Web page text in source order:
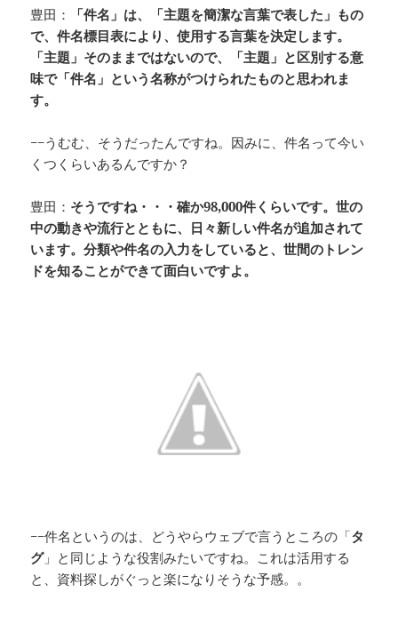
豊田：
「件名」は、「主題を簡潔な言葉で表した」もの
で、件名標目表により、使用する言葉を決定します。
「主題」そのままではないので、「主題」と区別する意
味で「件名」という名称がつけられたものと思われま
す。
−−うむむ、そうだったんですね。因みに、件名って今い
くつくらいあるんですか？
豊田： そうですね・・・確か98,000件くらいです。世の
中の動きや流行とともに、日々新しい件名が追加されて
います。分類や件名の入力をしていると、世間のトレン
ドを知ることができて面白いですよ。
−−件名というのは、どうやらウェブで言うところの「タ
グ」と同じような役割みたいですね。これは活用する
と、資料探しがぐっと楽になりそうな予感。。